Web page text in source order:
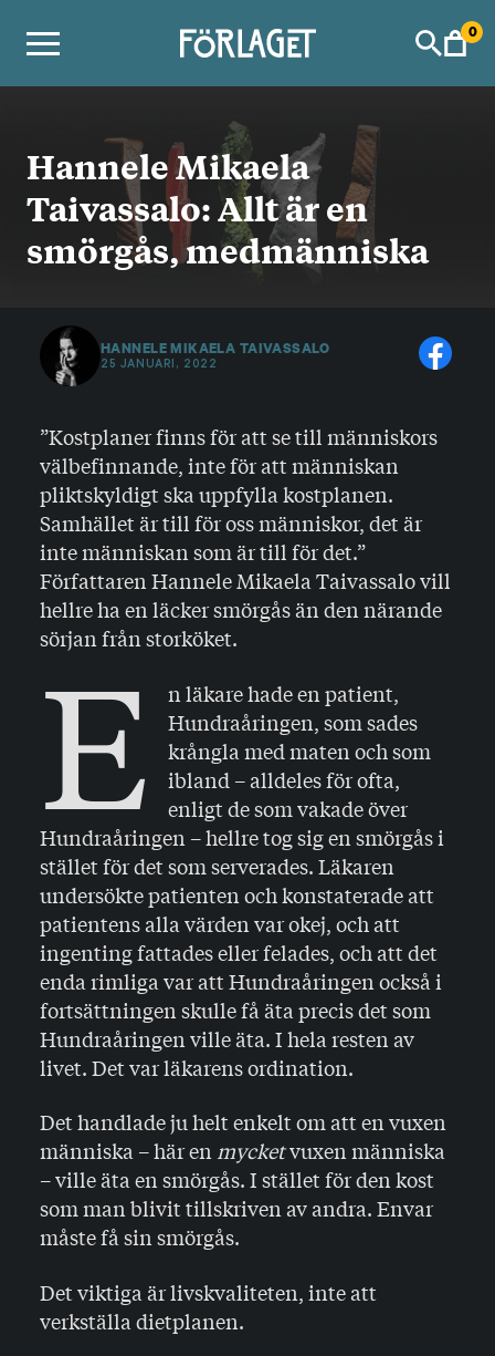
0
Hannele Mikaela
Taivassalo: Allt är en
smörgås, medmänniska
HANNELE MIKAELA TAIVASSALO
25 JANUARI, 2022
”Kostplaner finns för att se till människors
välbefinnande, inte för att människan
pliktskyldigt ska uppfylla kostplanen.
Samhället är till för oss människor, det är
inte människan som är till för det.”
Författaren Hannele Mikaela Taivassalo vill
hellre ha en läcker smörgås än den närande
sörjan från storköket.
E
n läkare hade en patient,
Hundraåringen, som sades
krångla med maten och som
ibland – alldeles för ofta,
enligt de som vakade över
Hundraåringen – hellre tog sig en smörgås i
stället för det som serverades. Läkaren
undersökte patienten och konstaterade att
patientens alla värden var okej, och att
ingenting fattades eller felades, och att det
enda rimliga var att Hundraåringen också i
fortsättningen skulle få äta precis det som
Hundraåringen ville äta. I hela resten av
livet. Det var läkarens ordination.
Det handlade ju helt enkelt om att en vuxen
människa – här en mycketvuxen människa
– ville äta en smörgås. I stället för den kost
som man blivit tillskriven av andra. Envar
måste få sin smörgås.
Det viktiga är livskvaliteten, inte att
verkställa dietplanen.